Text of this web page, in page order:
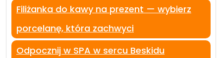
Filiżanka do kawy na prezent — wybierz
porcelanę, która zachwyci
Odpocznij w SPA w sercu Beskidu